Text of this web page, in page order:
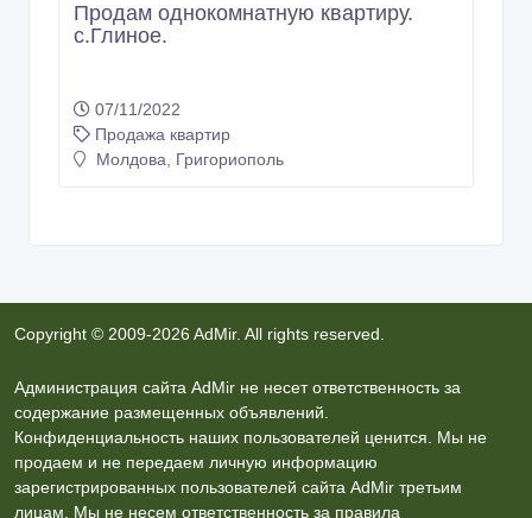
Продам однокомнатную квартиру.
с.Глиное.
07/11/2022
Продажа квартир
Молдова, Григориополь
Copyright © 2009-2026 AdMir. All rights reserved.
Администрация сайта AdMir не несет ответственность за
содержание размещенных объявлений.
Конфиденциальность наших пользователей ценится. Мы не
продаем и не передаем личную информацию
зарегистрированных пользователей сайта AdMir третьим
лицам. Мы не несем ответственность за правила